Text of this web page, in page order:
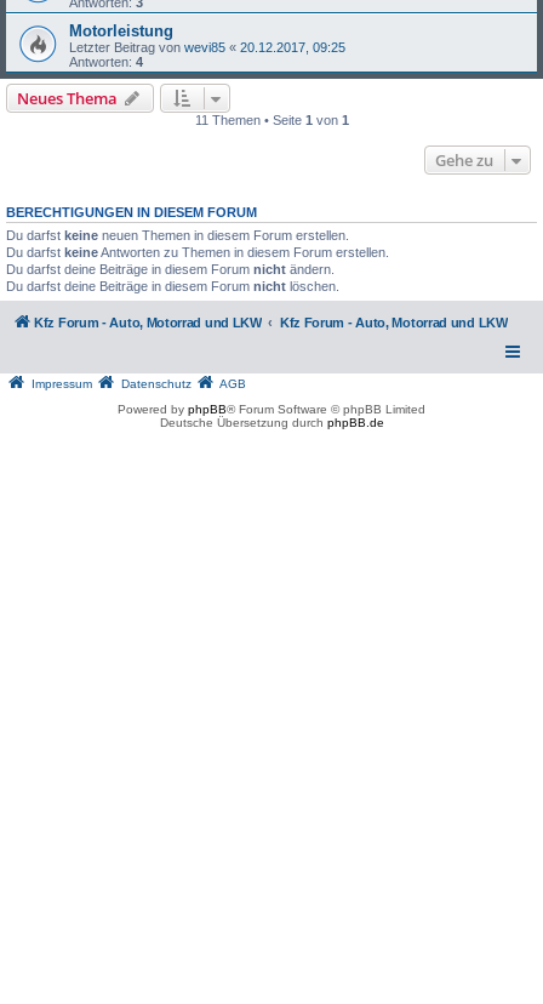
Motorleistung
Letzter Beitrag von wevi85 « 20.12.2017, 09:25
Antworten: 4
Neues Thema
11 Themen • Seite 1 von 1
Gehe zu
BERECHTIGUNGEN IN DIESEM FORUM
Du darfst keine neuen Themen in diesem Forum erstellen.
Du darfst keineAntworten zu Themen in diesem Forum erstellen.
Du darfst deine Beiträge in diesem Forum nicht ändern.
Du darfst deine Beiträge in diesem Forum nicht löschen.
Kfz Forum - Auto, Motorrad und LKW Kfz Forum - Auto, Motorrad und LKW
Impressum Datenschutz
AGB
Powered by phpBB® Forum Software © phpBB Limited
Deutsche Übersetzung durch phpBB.de